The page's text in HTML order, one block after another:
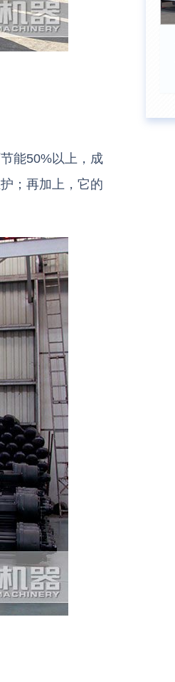
能50%以上，成
；再加上，它的